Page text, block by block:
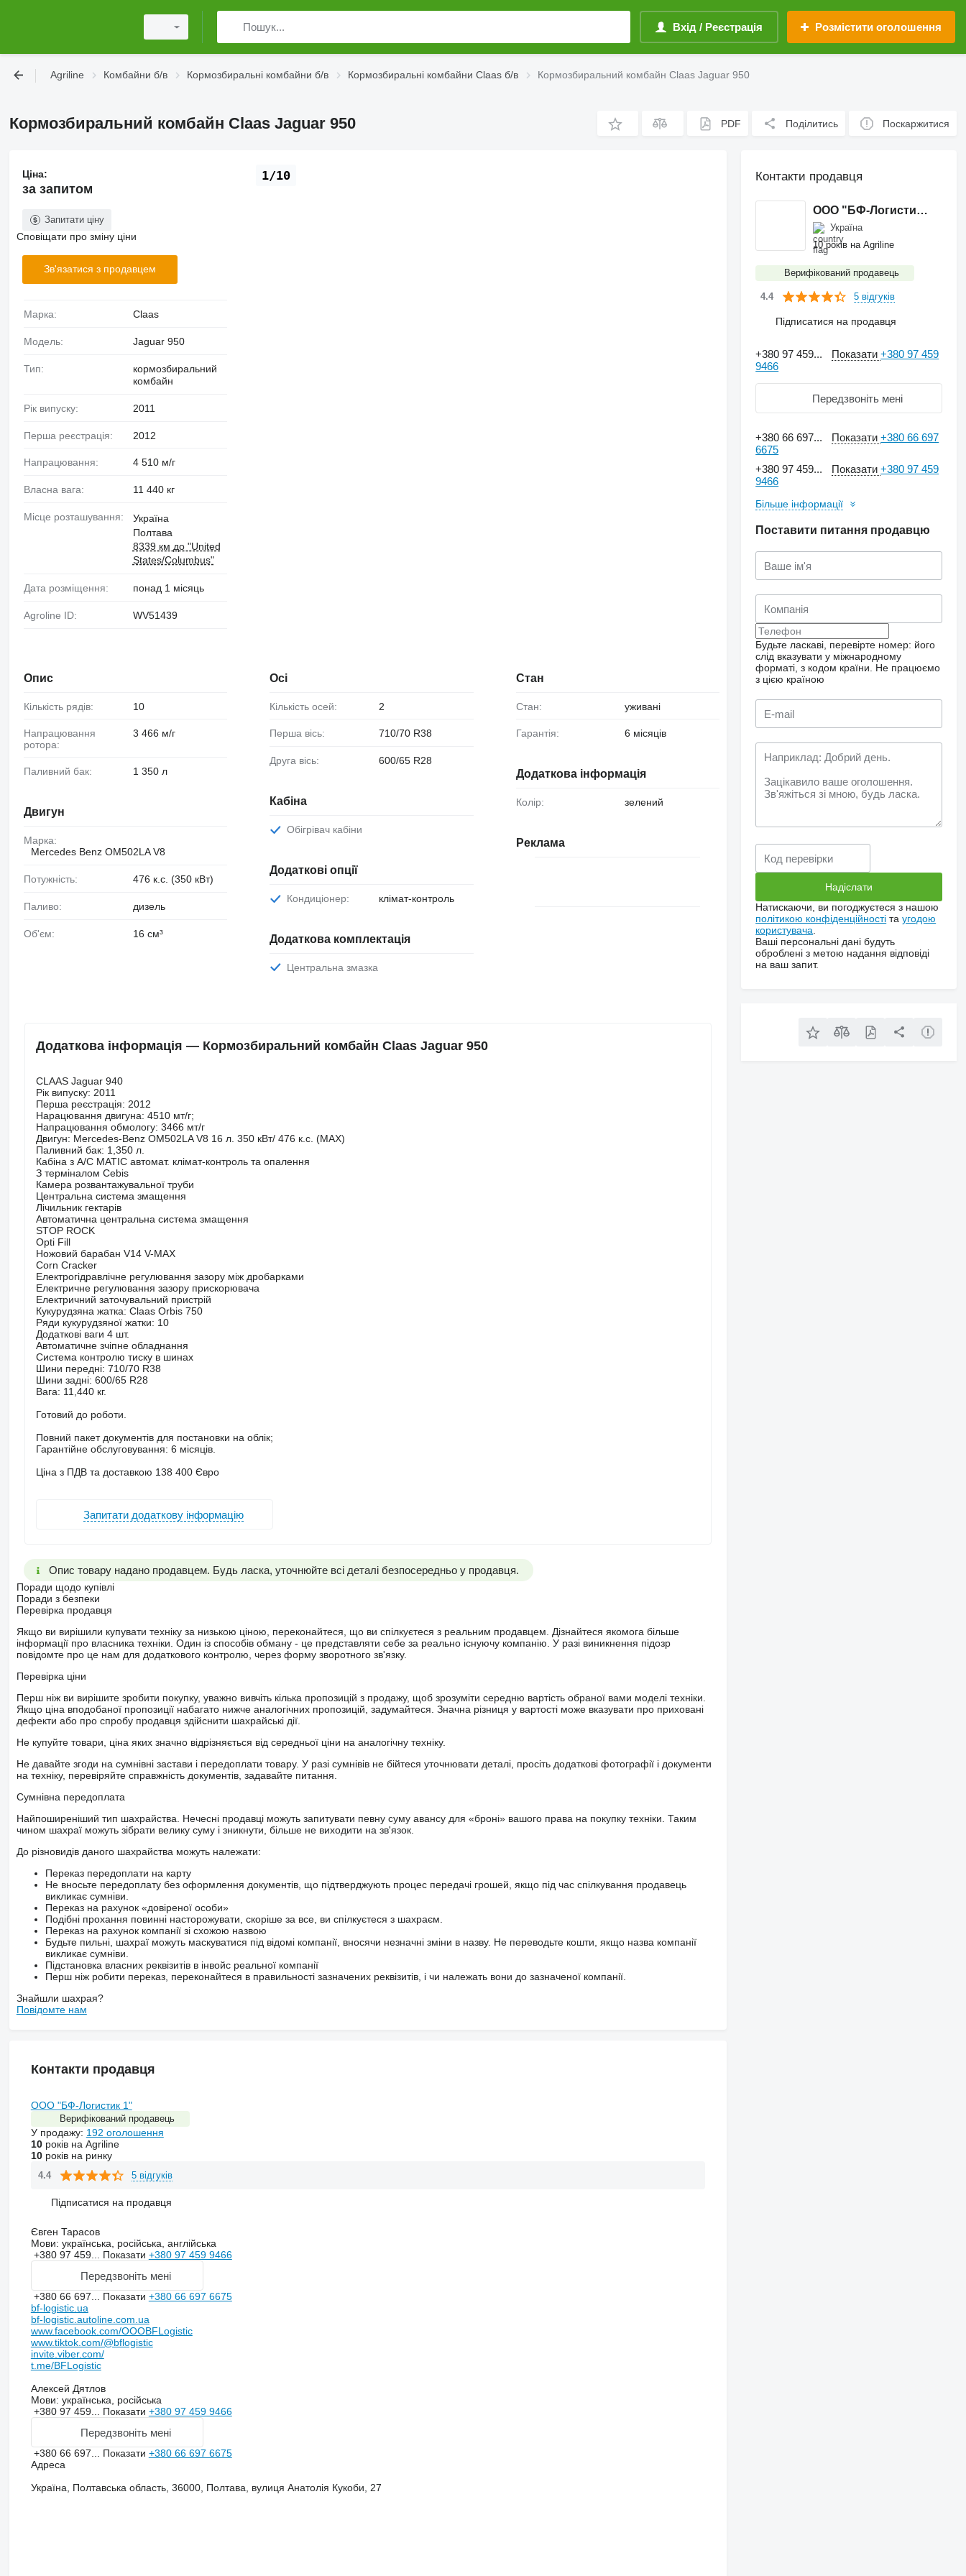
Вхід / Реєстрація Розмістити оголошення
Agriline Комбайни б/в Кормозбиральні комбайни б/в Кормозбиральні комбайни Claas б/в Кормозбиральний комбайн Claas Jaguar 950
Кормозбиральний комбайн Claas Jaguar 950 PDF Поділитись Поскаржитися
1/10
Ціна:
за запитом
Запитати ціну
Сповіщати про зміну ціни
Зв'язатися з продавцем
Марка: Claas
Модель: Jaguar 950
Тип:
кормозбиральний
комбайн
Рік випуску: 2011
Перша реєстрація: 2012
Напрацювання: 4 510 м/г
Власна вага: 11 440 кг
Місце розташування:
Україна
Полтава
8339 км до "United
States/Columbus"
Дата розміщення: понад 1 місяць
Agroline ID: WV51439
Опис
Кількість рядів: 10
Напрацювання
ротора:
3 466 м/г
Паливний бак: 1 350 л
Двигун
Марка:
Mercedes Benz OM502LA V8
Потужність: 476 к.с. (350 кВт)
Паливо: дизель
Об'єм: 16 см³
Осі
Кількість осей: 2
Перша вісь: 710/70 R38
Друга вісь: 600/65 R28
Кабіна
Обігрівач кабіни
Додаткові опції
Кондиціонер: клімат-контроль
Додаткова комплектація
Центральна змазка
Стан
Стан: уживані
Гарантія: 6 місяців
Додаткова інформація
Колір: зелений
Реклама
Додаткова інформація — Кормозбиральний комбайн Claas Jaguar 950
CLAAS Jaguar 940
Рік випуску: 2011
Перша реєстрація: 2012
Нарацювання двигуна: 4510 мт/г;
Напрацювання обмологу: 3466 мт/г
Двигун: Mercedes-Benz OM502LA V8 16 л. 350 кВт/ 476 к.с. (МАХ)
Паливний бак: 1,350 л.
Кабіна з A/C MATIC автомат. клімат-контроль та опалення
З терміналом Cebis
Камера розвантажувальної труби
Центральна система змащення
Лічильник гектарів
Автоматична центральна система змащення
STOP ROCK
Opti Fill
Ножовий барабан V14 V-MAX
Corn Cracker
Електрогідравлічне регулювання зазору між дробарками
Електричне регулювання зазору прискорювача
Електричний заточувальний пристрій
Кукурудзяна жатка: Claas Orbis 750
Ряди кукурудзяної жатки: 10
Додаткові ваги 4 шт.
Автоматичне зчіпне обладнання
Система контролю тиску в шинах
Шини передні: 710/70 R38
Шини задні: 600/65 R28
Вага: 11,440 кг.
Готовий до роботи.
Повний пакет документів для постановки на облік;
Гарантійне обслуговування: 6 місяців.
Ціна з ПДВ та доставкою 138 400 Євро
Запитати додаткову інформацію
Опис товару надано продавцем. Будь ласка, уточнюйте всі деталі безпосередньо у продавця.
Поради щодо купівлі
Поради з безпеки
Перевірка продавця
Якщо ви вирішили купувати техніку за низькою ціною, переконайтеся, що ви спілкуєтеся з реальним продавцем. Дізнайтеся якомога більше
інформації про власника техніки. Один із способів обману - це представляти себе за реально існуючу компанію. У разі виникнення підозр
повідомте про це нам для додаткового контролю, через форму зворотного зв'язку.
Перевірка ціни
Перш ніж ви вирішите зробити покупку, уважно вивчіть кілька пропозицій з продажу, щоб зрозуміти середню вартість обраної вами моделі техніки.
Якщо ціна вподобаної пропозиції набагато нижче аналогічних пропозицій, задумайтеся. Значна різниця у вартості може вказувати про приховані
дефекти або про спробу продавця здійснити шахрайські дії.
Не купуйте товари, ціна яких значно відрізняється від середньої ціни на аналогічну техніку.
Не давайте згоди на сумнівні застави і передоплати товару. У разі сумнівів не бійтеся уточнювати деталі, просіть додаткові фотографії і документи
на техніку, перевіряйте справжність документів, задавайте питання.
Сумнівна передоплата
Найпоширеніший тип шахрайства. Нечесні продавці можуть запитувати певну суму авансу для «броні» вашого права на покупку техніки. Таким
чином шахраї можуть зібрати велику суму і зникнути, більше не виходити на зв'язок.
До різновидів даного шахрайства можуть належати:
Переказ передоплати на карту
Не вносьте передоплату без оформлення документів, що підтверджують процес передачі грошей, якщо під час спілкування продавець
викликає сумніви.
Переказ на рахунок «довіреної особи»
Подібні прохання повинні насторожувати, скоріше за все, ви спілкуєтеся з шахраєм.
Переказ на рахунок компанії зі схожою назвою
Будьте пильні, шахраї можуть маскуватися під відомі компанії, вносячи незначні зміни в назву. Не переводьте кошти, якщо назва компанії
викликає сумніви.
Підстановка власних реквізитів в інвойс реальної компанії
Перш ніж робити переказ, переконайтеся в правильності зазначених реквізитів, і чи належать вони до зазначеної компанії.
Знайшли шахрая?
Повідомте нам
Контакти продавця
ООО "БФ-Логистик 1"
Верифікований продавець
У продажу: 192 оголошення
10років на Agriline
10років на ринку
4.4 5 відгуків
Підписатися на продавця
Євген Тарасов
Мови: українська, російська, англійська
+380 97 459... Показати +380 97 459 9466
Передзвоніть мені
+380 66 697... Показати +380 66 697 6675
bf-logistic.ua
bf-logistic.autoline.com.ua
www.facebook.com/OOOBFLogistic
www.tiktok.com/@bflogistic
invite.viber.com/
t.me/BFLogistic
Алексей Дятлов
Мови: українська, російська
+380 97 459... Показати +380 97 459 9466
Передзвоніть мені
+380 66 697... Показати +380 66 697 6675
Адреса
Україна, Полтавська область, 36000, Полтава, вулиця Анатолія Кукоби, 27
Контакти продавця
ООО "БФ-Логистик 1"
Україна
10 років на Agriline
Верифікований продавець
4.4 5 відгуків
Підписатися на продавця
+380 97 459... Показати+380 97 459
9466
Передзвоніть мені
+380 66 697... Показати+380 66 697
6675
+380 97 459...
Показати+380 97 459
9466
Більше інформації
Поставити питання продавцю
Будьте ласкаві, перевірте номер: його
слід вказувати у міжнародному
форматі, з кодом країни.
Не працюємо
з цією країною
Натискаючи, ви погоджуєтеся з нашою
політикою конфіденційності таугодою
користувача
Ваші персональні дані будуть
оброблені з метою надання відповіді
на ваш запит.